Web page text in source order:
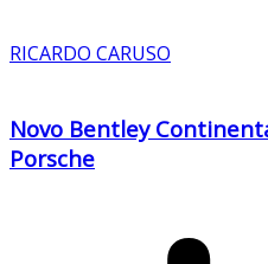
RICARDO CARUSO
Novo Bentley
Porsche